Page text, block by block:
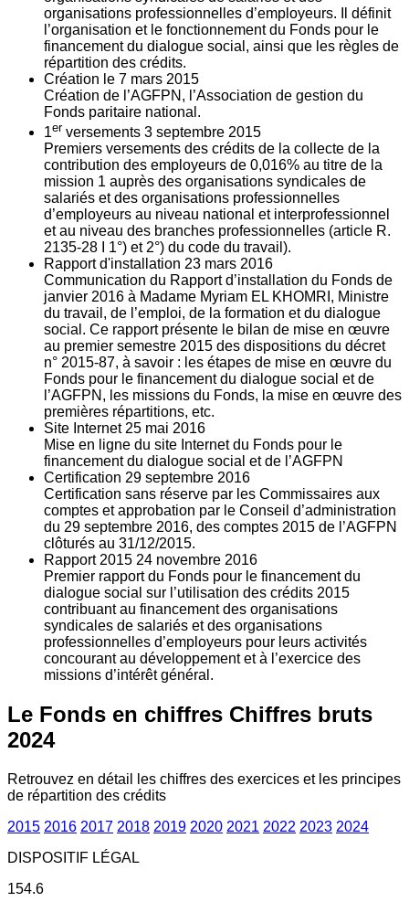
organisations professionnelles d’employeurs. Il définit
l’organisation et le fonctionnement du Fonds pour le
financement du dialogue social, ainsi que les règles de
répartition des crédits.
Création le 7 mars 2015
Création de l’AGFPN, l’Association de gestion du
Fonds paritaire national.
1er versements 3 septembre 2015
Premiers versements des crédits de la collecte de la
contribution des employeurs de 0,016% au titre de la
mission 1 auprès des organisations syndicales de
salariés et des organisations professionnelles
d’employeurs au niveau national et interprofessionnel
et au niveau des branches professionnelles (article R.
2135‐28 I 1°) et 2°) du code du travail).
Rapport d'installation 23 mars 2016
Communication du Rapport d’installation du Fonds de
janvier 2016 à Madame Myriam EL KHOMRI, Ministre
du travail, de l’emploi, de la formation et du dialogue
social. Ce rapport présente le bilan de mise en œuvre
au premier semestre 2015 des dispositions du décret
n° 2015-87, à savoir : les étapes de mise en œuvre du
Fonds pour le financement du dialogue social et de
l’AGFPN, les missions du Fonds, la mise en œuvre des
premières répartitions, etc.
Site Internet 25 mai 2016
Mise en ligne du site Internet du Fonds pour le
financement du dialogue social et de l’AGFPN
Certification 29 septembre 2016
Certification sans réserve par les Commissaires aux
comptes et approbation par le Conseil d’administration
du 29 septembre 2016, des comptes 2015 de l’AGFPN
clôturés au 31/12/2015.
Rapport 2015 24 novembre 2016
Premier rapport du Fonds pour le financement du
dialogue social sur l’utilisation des crédits 2015
contribuant au financement des organisations
syndicales de salariés et des organisations
professionnelles d’employeurs pour leurs activités
concourant au développement et à l’exercice des
missions d’intérêt général.
Le Fonds en chiffres Chiffres bruts
2024
Retrouvez en détail les chiffres des exercices et les principes
de répartition des crédits
2015 2016 2017 2018 2019 2020 2021 2022 2023 2024
DISPOSITIF LÉGAL
154.6